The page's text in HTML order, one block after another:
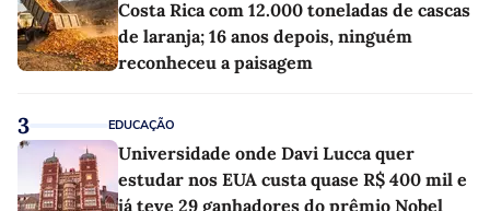
Costa Rica com 12.000 toneladas de cascas
de laranja; 16 anos depois, ninguém
reconheceu a paisagem
3 EDUCAÇÃO
Universidade onde Davi Lucca quer
estudar nos EUA custa quase R$ 400 mil e
já teve 29 ganhadores do prêmio Nobel